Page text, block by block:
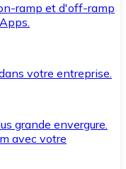
ramp et d'off-ramp
votre entreprise.
grande envergure.
avec votre